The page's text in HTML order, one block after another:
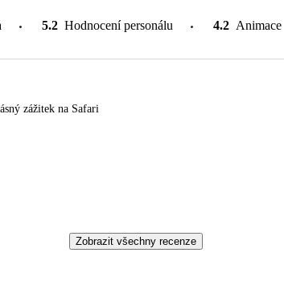
5.2 Hodnocení personálu 4.2 Animace
zážitek na Safari
Zobrazit všechny recenze